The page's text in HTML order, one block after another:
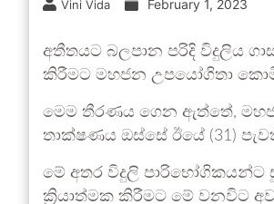
Vini Vida February 1, 2023
අතීතයට බලපාන පරිදි විදුලිය
කිරීමට මහජන උපයෝගිතා
මෙම තීරණය ගෙන ඇත්තේ,
තාක්ෂණය ඔස්සේ ඊයේ (31)
මේ අතර විදුලි පාරිභෝගිකයන්ට
ක්‍රියාත්මක කිරීමට මේ වනවිට